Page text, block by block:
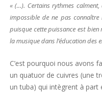
« (…). Certains rythmes calment,
impossible de ne pas
puisque cette puissance est
la musique dans l’éducation des
C’est pourquoi nous avons
un quatuor de cuivres (une
un tuba) qui intègrent à part